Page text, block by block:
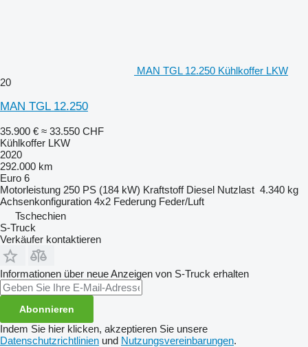
MAN TGL 12.250 Kühlkoffer LKW
20
MAN TGL 12.250
35.900 € ≈ 33.550 CHF
Kühlkoffer LKW
2020
292.000 km
Euro 6
Motorleistung 250 PS (184 kW) Kraftstoff Diesel Nutzlast 4.340 kg
Achsenkonfiguration 4x2 Federung Feder/Luft
Tschechien
S-Truck
Verkäufer kontaktieren
Informationen über neue Anzeigen von S-Truck erhalten
Abonnieren
Indem Sie hier klicken, akzeptieren Sie unsere
Datenschutzrichtlinien und Nutzungsvereinbarungen.